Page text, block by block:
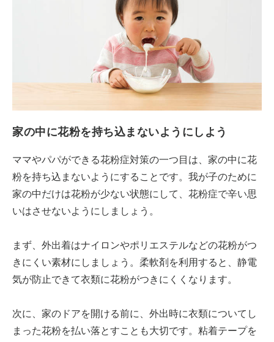
家の中に花粉を持ち込まないようにしよう
ママやパパができる花粉症対策の一つ目は、家の中に花
粉を持ち込まないようにすることです。我が子のために
家の中だけは花粉が少ない状態にして、花粉症で辛い思
いはさせないようにしましょう。
まず、外出着はナイロンやポリエステルなどの花粉がつ
きにくい素材にしましょう。柔軟剤を利用すると、静電
気が防止できて衣類に花粉がつきにくくなります。
次に、家のドアを開ける前に、外出時に衣類についてし
まった花粉を払い落とすことも大切です。粘着テープを